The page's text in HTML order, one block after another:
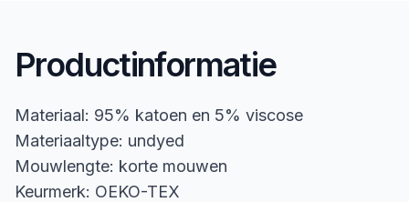
Productinformatie
Materiaal: 95% katoen en 5% viscose
Materiaaltype: undyed
Mouwlengte: korte mouwen
Keurmerk: OEKO-TEX